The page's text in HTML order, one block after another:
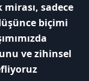
sadece
biçimi
ve zihinsel